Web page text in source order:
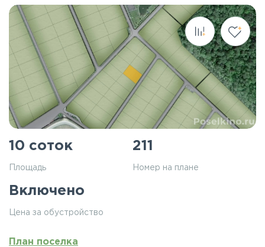
10 соток
Площадь
211
Номер на плане
Включено
Цена за обустройство
План поселка